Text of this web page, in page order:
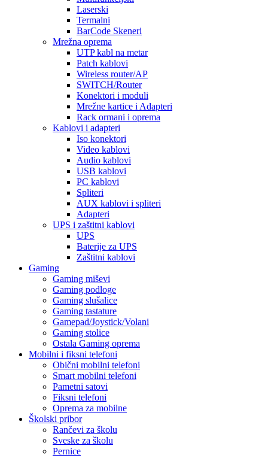
Laserski
Termalni
BarCode Skeneri
Mrežna oprema
UTP kabl na metar
Patch kablovi
Wireless router/AP
SWITCH/Router
Konektori i moduli
Mrežne kartice i Adapteri
Rack ormani i oprema
Kablovi i adapteri
Iso konektori
Video kablovi
Audio kablovi
USB kablovi
PC kablovi
Spliteri
AUX kablovi i spliteri
Adapteri
UPS i zaštitni kablovi
UPS
Baterije za UPS
Zaštitni kablovi
Gaming
Gaming miševi
Gaming podloge
Gaming slušalice
Gaming tastature
Gamepad/Joystick/Volani
Gaming stolice
Ostala Gaming oprema
Mobilni i fiksni telefoni
Obični mobilni telefoni
Smart mobilni telefoni
Pametni satovi
Fiksni telefoni
Oprema za mobilne
Školski pribor
Rančevi za školu
Sveske za školu
Pernice